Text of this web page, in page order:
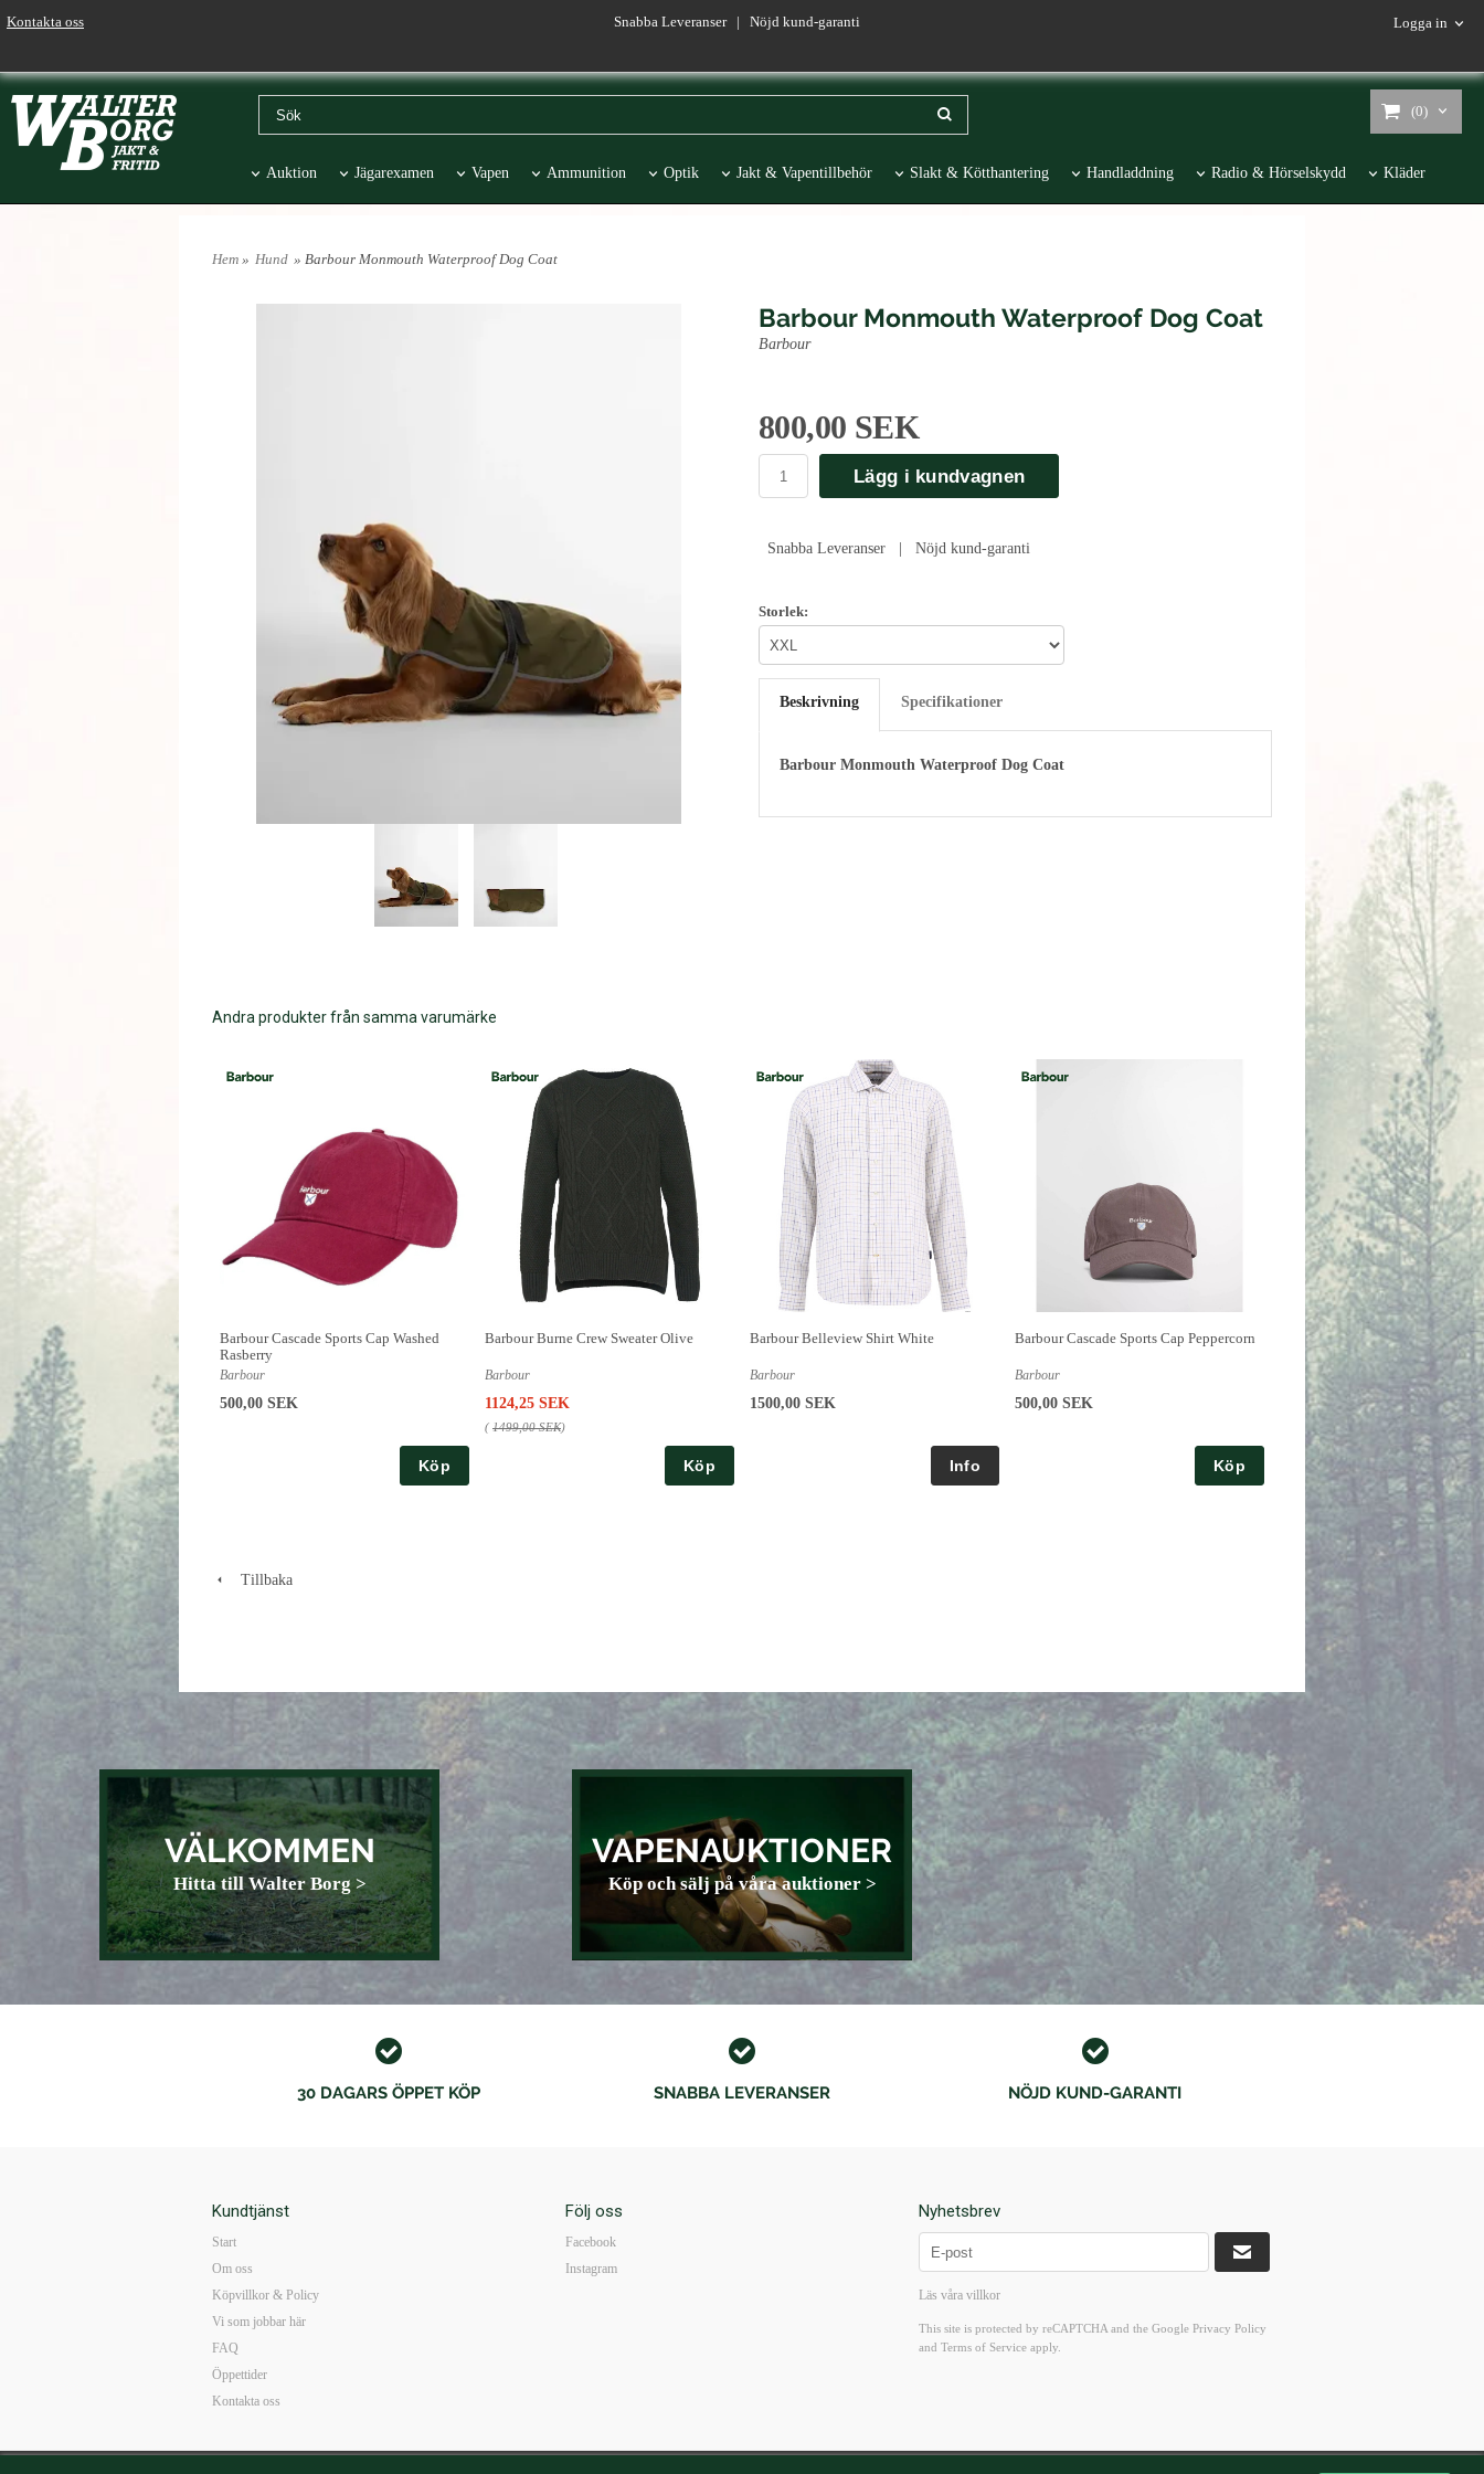
Kontakta oss Snabba Leveranser | Nöjd kund-garanti Logga in
(0)
Auktion Jägarexamen Vapen Ammunition Optik Jakt & Vapentillbehör Slakt & Kötthantering Handladdning Radio & Hörselskydd Kläder
Hem » Hund » Barbour Monmouth Waterproof Dog Coat
Barbour Monmouth Waterproof Dog Coat
Barbour
800,00 SEK
Lägg i kundvagnen
Snabba Leveranser | Nöjd kund-garanti
Storlek:
Beskrivning Specifikationer
Barbour Monmouth Waterproof Dog Coat
Andra produkter från samma varumärke
Barbour Cascade Sports Cap Washed
Rasberry
Barbour
500,00 SEK
Köp
Barbour Burne Crew Sweater Olive
Barbour
1124,25 SEK
( 1499,00 SEK)
Köp
Barbour Belleview Shirt White
Barbour
1500,00 SEK
Barbour Cascade Sports Cap Peppercorn
Barbour
500,00 SEK
Köp
Tillbaka
VÄLKOMMEN
Hitta till Walter Borg >
VAPENAUKTIONER
Köp och sälj på våra auktioner >
30 DAGARS ÖPPET KÖP SNABBA LEVERANSER NÖJD KUND-GARANTI
Kundtjänst
Start
Om oss
Köpvillkor & Policy
Vi som jobbar här
FAQ
Öppettider
Kontakta oss
Följ oss
Facebook
Instagram
Nyhetsbrev
Läs våra villkor
This site is protected by reCAPTCHA and the Google Privacy Policy
and Terms of Serviceapply.